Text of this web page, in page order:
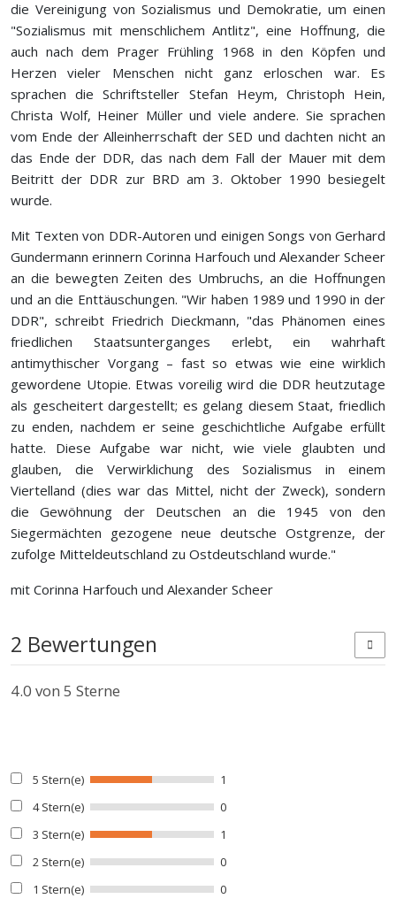
die Vereinigung von Sozialismus und Demokratie, um einen
"Sozialismus mit menschlichem Antlitz", eine Hoffnung, die
auch nach dem Prager Frühling 1968 in den Köpfen und
Herzen vieler Menschen nicht ganz erloschen war. Es
sprachen die Schriftsteller Stefan Heym, Christoph Hein,
Christa Wolf, Heiner Müller und viele andere. Sie sprachen
vom Ende der Alleinherrschaft der SED und dachten nicht an
das Ende der DDR, das nach dem Fall der Mauer mit dem
Beitritt der DDR zur BRD am 3. Oktober 1990 besiegelt
wurde.
Mit Texten von DDR-Autoren und einigen Songs von Gerhard
Gundermann erinnern Corinna Harfouch und Alexander Scheer
an die bewegten Zeiten des Umbruchs, an die Hoffnungen
und an die Enttäuschungen. "Wir haben 1989 und 1990 in der
DDR", schreibt Friedrich Dieckmann, "das Phänomen eines
friedlichen Staatsunterganges erlebt, ein wahrhaft
antimythischer Vorgang – fast so etwas wie eine wirklich
gewordene Utopie. Etwas voreilig wird die DDR heutzutage
als gescheitert dargestellt; es gelang diesem Staat, friedlich
zu enden, nachdem er seine geschichtliche Aufgabe erfüllt
hatte. Diese Aufgabe war nicht, wie viele glaubten und
glauben, die Verwirklichung des Sozialismus in einem
Viertelland (dies war das Mittel, nicht der Zweck), sondern
die Gewöhnung der Deutschen an die 1945 von den
Siegermächten gezogene neue deutsche Ostgrenze, der
zufolge Mitteldeutschland zu Ostdeutschland wurde."
mit Corinna Harfouch und Alexander Scheer
2 Bewertungen
4.0 von 5 Sterne
5 Stern(e)
1
4 Stern(e)
0
3 Stern(e)
1
2 Stern(e)
0
1 Stern(e)
0